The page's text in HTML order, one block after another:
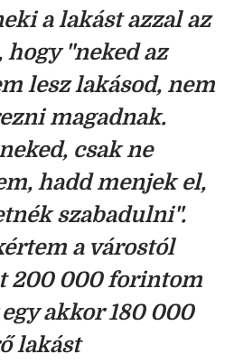
a lakást azzal az
"neked az
lesz lakásod, nem
magadnak.
csak ne
hadd menjek el,
szabadulni".
a várostól
200 000 forintom
akkor 180 000
lakást